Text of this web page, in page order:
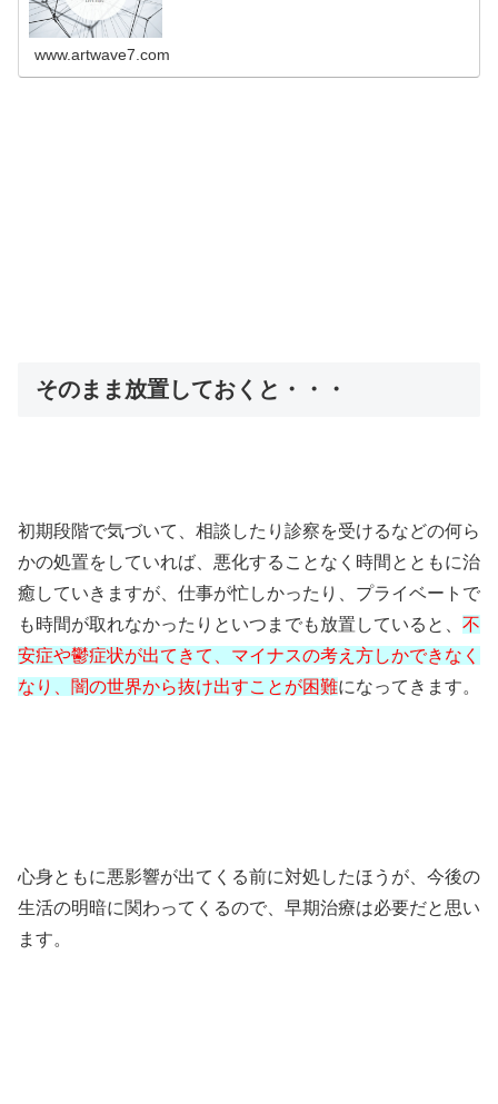
www.artwave7.com
そのまま放置しておくと・・・
初期段階で気づいて、相談したり診察を受けるなどの何ら
かの処置をしていれば、悪化することなく時間とともに治
癒していきますが、仕事が忙しかったり、プライベートで
も時間が取れなかったりといつまでも放置していると、 不
安症や鬱症状が出てきて、マイナスの考え方しかできなく
なり、闇の世界から抜け出すことが困難になってきます。
心身ともに悪影響が出てくる前に対処したほうが、今後の
生活の明暗に関わってくるので、早期治療は必要だと思い
ます。